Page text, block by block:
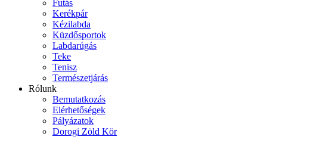
Futás
Kerékpár
Kézilabda
Küzdősportok
Labdarúgás
Teke
Tenisz
Természetjárás
Rólunk
Bemutatkozás
Elérhetőségek
Pályázatok
Dorogi Zöld Kör